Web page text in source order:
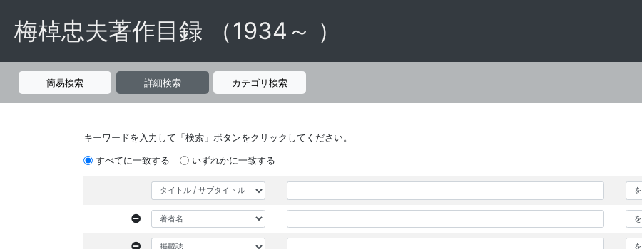
梅棹忠夫著作目録 （1934～ ）
簡易検索 詳細検索 カテゴリ検索
キーワードを入力して「検索」ボタンをクリックしてください。
すべてに一致する
いずれかに一致する